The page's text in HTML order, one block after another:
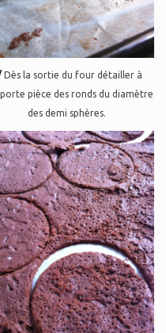
Dès la sortie du four détailler à
pièce des ronds du diamètre
des demi sphères.